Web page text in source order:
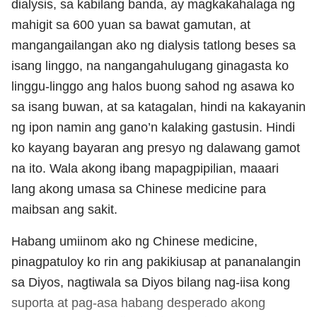
dialysis, sa kabilang banda, ay magkakahalaga ng
mahigit sa 600 yuan sa bawat gamutan, at
mangangailangan ako ng dialysis tatlong beses sa
isang linggo, na nangangahulugang ginagasta ko
linggu-linggo ang halos buong sahod ng asawa ko
sa isang buwan, at sa katagalan, hindi na kakayanin
ng ipon namin ang gano’n kalaking gastusin. Hindi
ko kayang bayaran ang presyo ng dalawang gamot
na ito. Wala akong ibang mapagpipilian, maaari
lang akong umasa sa Chinese medicine para
maibsan ang sakit.
Habang umiinom ako ng Chinese medicine,
pinagpatuloy ko rin ang pakikiusap at pananalangin
sa Diyos, nagtiwala sa Diyos bilang nag-iisa kong
suporta at pag-asa habang desperado akong